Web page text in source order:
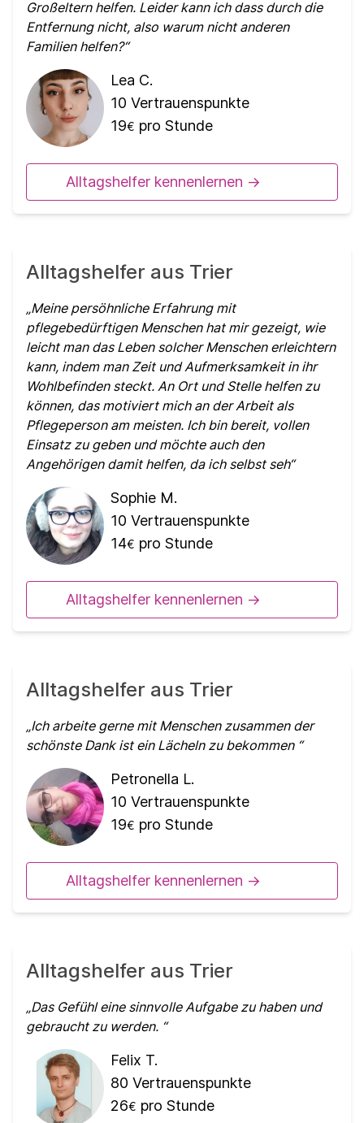
Großeltern helfen. Leider kann ich dass durch die
Entfernung nicht, also warum nicht anderen
Familien helfen?
Lea C.
10 Vertrauenspunkte
19€ pro Stunde
Alltagshelfer kennenlernen ->
Alltagshelfer aus Trier
Meine persöhnliche Erfahrung mit
pflegebedürftigen Menschen hat mir gezeigt, wie
leicht man das Leben solcher Menschen erleichtern
kann, indem man Zeit und Aufmerksamkeit in ihr
Wohlbefinden steckt. An Ort und Stelle helfen zu
können, das motiviert mich an der Arbeit als
Pflegeperson am meisten. Ich bin bereit, vollen
Einsatz zu geben und möchte auch den
Angehörigen damit helfen, da ich selbst seh
Sophie M.
10 Vertrauenspunkte
14€ pro Stunde
Alltagshelfer kennenlernen ->
Alltagshelfer aus Trier
Ich arbeite gerne mit Menschen zusammen der
schönste Dank ist ein Lächeln zu bekommen
Petronella L.
10 Vertrauenspunkte
19€ pro Stunde
Alltagshelfer kennenlernen ->
Alltagshelfer aus Trier
Das Gefühl eine sinnvolle Aufgabe zu haben und
gebraucht zu werden.
Felix T.
80 Vertrauenspunkte
26€ pro Stunde